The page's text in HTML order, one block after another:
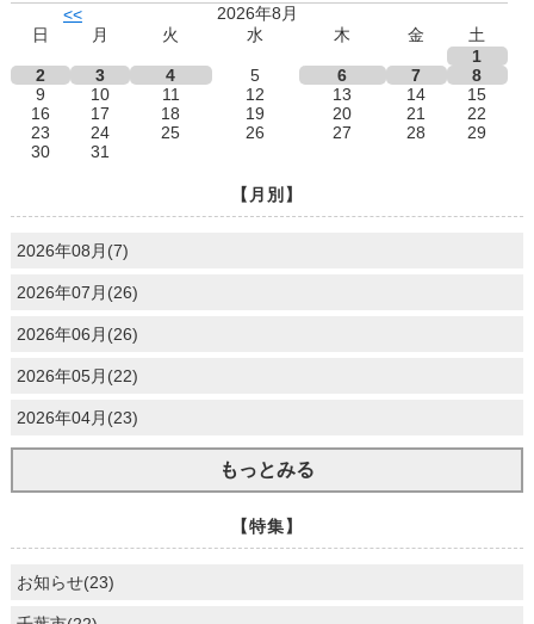
<<
2026年8月
日
月 火 水 木 金
土
1
2
3 4 5 6 7
8
9
10 11 12 13 14
15
16
17 18 19 20 21
22
23
24 25 26 27 28
29
30
31
【月別】
2026年08月(7)
2026年07月(26)
2026年06月(26)
2026年05月(22)
2026年04月(23)
もっとみる
【特集】
お知らせ(23)